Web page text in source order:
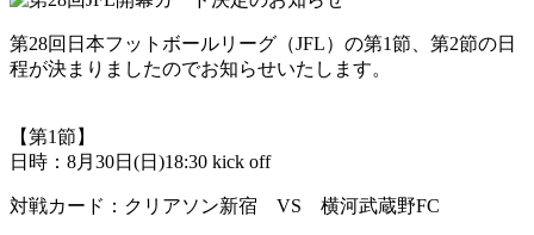
第28回日本フットボールリーグ（JFL）の第1節、第2節の日
程が決まりましたのでお知らせいたします。
【第1節】
日時：8月30日(日)18:30 kick off
対戦カード：クリアソン新宿 VS 横河武蔵野FC